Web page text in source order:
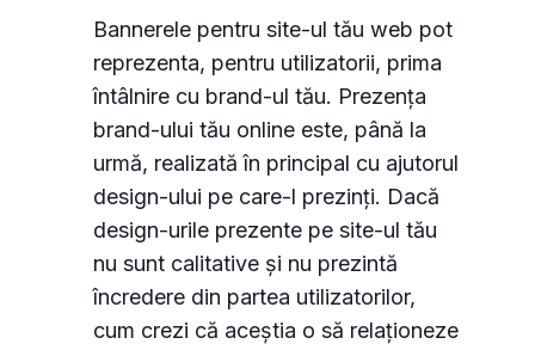
Bannerele pentru site-ul tău web pot
reprezenta, pentru utilizatorii, prima
întâlnire cu brand-ul tău. Prezența
brand-ului tău online este, până la
urmă, realizată în principal cu ajutorul
design-ului pe care-l prezinți. Dacă
design-urile prezente pe site-ul tău
nu sunt calitative și nu prezintă
încredere din partea utilizatorilor,
cum crezi că aceștia o să relaționeze